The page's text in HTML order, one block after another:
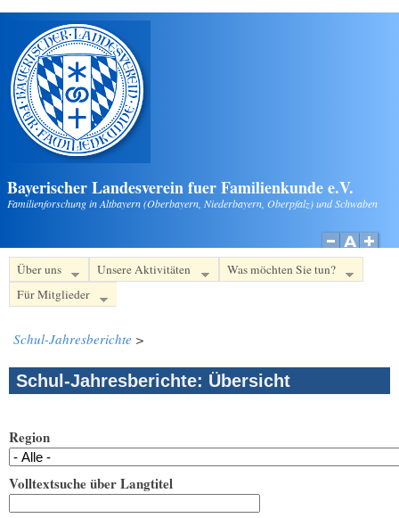
Direkt zum Inhalt
Bayerischer Landesverein fuer Familienkunde e.V.
Familienforschung in Altbayern (Oberbayern, Niederbayern, Oberpfalz) und Schwaben
Über uns Unsere Aktivitäten
Was möchten Sie tun?
Für Mitglieder
Schul-Jahresberichte >
Schul-Jahresberichte: Übersicht
Region
Volltextsuche über Langtitel